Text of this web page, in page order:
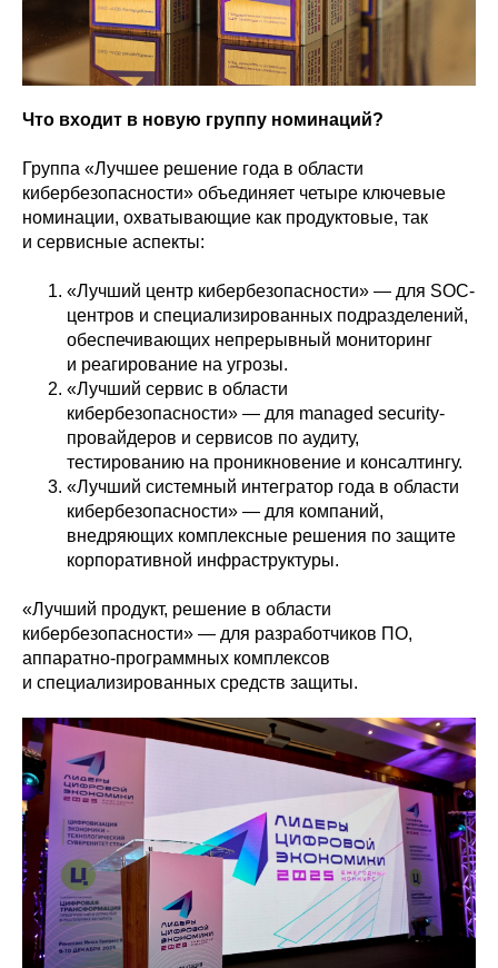
Что входит в новую группу номинаций?
Группа «Лучшее решение года в области
кибербезопасности» объединяет четыре ключевые
номинации, охватывающие как продуктовые, так
и сервисные аспекты:
«Лучший центр кибербезопасности» — для SOC-
центров и специализированных подразделений,
обеспечивающих непрерывный мониторинг
и реагирование на угрозы.
«Лучший сервис в области
кибербезопасности» — для managed security-
провайдеров и сервисов по аудиту,
тестированию на проникновение и консалтингу.
«Лучший системный интегратор года в области
кибербезопасности» — для компаний,
внедряющих комплексные решения по защите
корпоративной инфраструктуры.
«Лучший продукт, решение в области
кибербезопасности» — для разработчиков ПО,
аппаратно-программных комплексов
и специализированных средств защиты.